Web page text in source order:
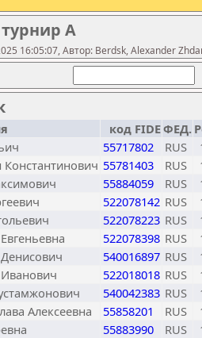
А
16:05:07, Автор: Berdsk, Alexander
код FIDEФЕД.
55717802 RUS
55781403 RUS
55884059 RUS
522078142 RUS
522078223 RUS
522078398 RUS
540016897 RUS
522018018 RUS
540042383 RUS
Алексеевна 55858201 RUS
55883990 RUS